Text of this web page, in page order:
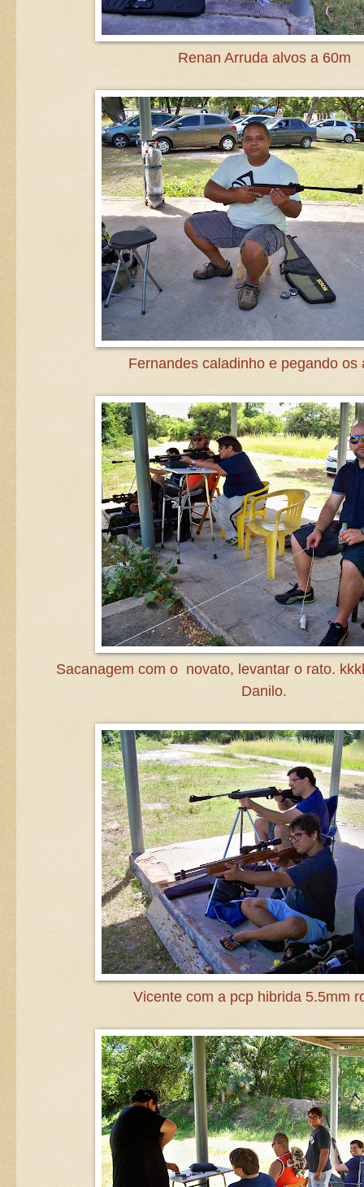
Renan Arruda alvos a 60m
Fernandes caladinho e pegando os
Sacanagem com o novato, levantar o rato.
Danilo.
Vicente com a pcp hibrida 5.5mm